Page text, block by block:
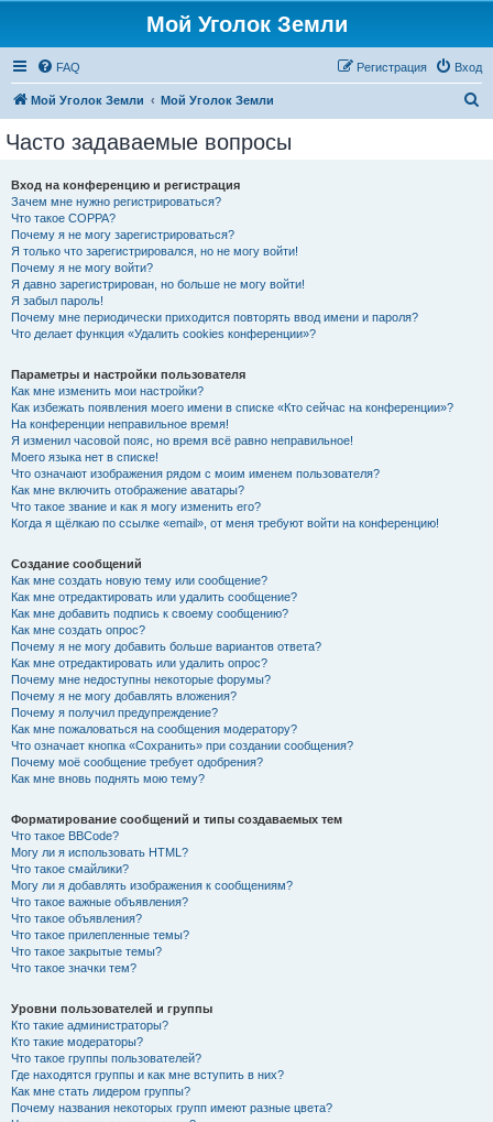
Мой Уголок Земли
FAQ Вход
Регистрация
Мой Уголок Земли Мой Уголок Земли
Часто задаваемые вопросы
Вход на конференцию и регистрация
Зачем мне нужно регистрироваться?
Что такое COPPA?
Почему я не могу зарегистрироваться?
Я только что зарегистрировался, но не могу войти!
Почему я не могу войти?
Я давно зарегистрирован, но больше не могу войти!
Я забыл пароль!
Почему мне периодически приходится повторять ввод имени и пароля?
Что делает функция «Удалить cookies конференции»?
Параметры и настройки пользователя
Как мне изменить мои настройки?
Как избежать появления моего имени в списке «Кто сейчас на конференции»?
На конференции неправильное время!
Я изменил часовой пояс, но время всё равно неправильное!
Моего языка нет в списке!
Что означают изображения рядом с моим именем пользователя?
Как мне включить отображение аватары?
Что такое звание и как я могу изменить его?
Когда я щёлкаю по ссылке «email», от меня требуют войти на конференцию!
Создание сообщений
Как мне создать новую тему или сообщение?
Как мне отредактировать или удалить сообщение?
Как мне добавить подпись к своему сообщению?
Как мне создать опрос?
Почему я не могу добавить больше вариантов ответа?
Как мне отредактировать или удалить опрос?
Почему мне недоступны некоторые форумы?
Почему я не могу добавлять вложения?
Почему я получил предупреждение?
Как мне пожаловаться на сообщения модератору?
Что означает кнопка «Сохранить» при создании сообщения?
Почему моё сообщение требует одобрения?
Как мне вновь поднять мою тему?
Форматирование сообщений и типы создаваемых тем
Что такое BBCode?
Могу ли я использовать HTML?
Что такое смайлики?
Могу ли я добавлять изображения к сообщениям?
Что такое важные объявления?
Что такое объявления?
Что такое прилепленные темы?
Что такое закрытые темы?
Что такое значки тем?
Уровни пользователей и группы
Кто такие администраторы?
Кто такие модераторы?
Что такое группы пользователей?
Где находятся группы и как мне вступить в них?
Как мне стать лидером группы?
Почему названия некоторых групп имеют разные цвета?